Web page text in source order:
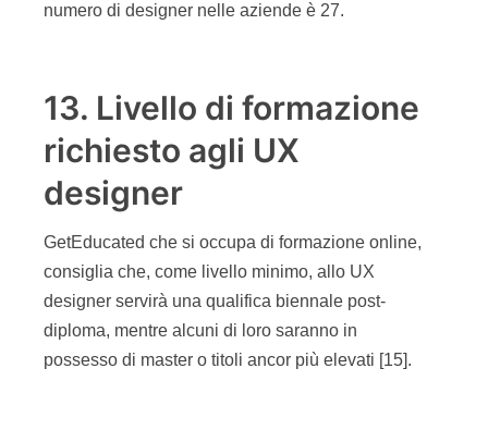
numero di designer nelle aziende è 27.
13. Livello di formazione
richiesto agli UX
designer
GetEducated che si occupa di formazione online,
consiglia che, come livello minimo, allo UX
designer servirà una qualifica biennale post-
diploma, mentre alcuni di loro saranno in
possesso di master o titoli ancor più elevati [15].